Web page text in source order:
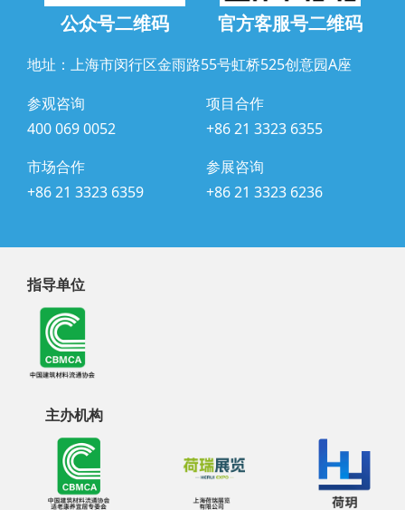
公众号二维码 官方客服号二维码
地址：上海市闵行区金雨路55号虹桥525创意园A座
参观咨询
400 069 0052
项目合作
+86 21 3323 6355
市场合作
+86 21 3323 6359
参展咨询
+86 21 3323 6236
指导单位
主办机构